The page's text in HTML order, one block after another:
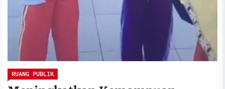
RUANG PUBLIK